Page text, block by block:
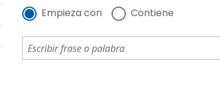
Empieza con Contiene